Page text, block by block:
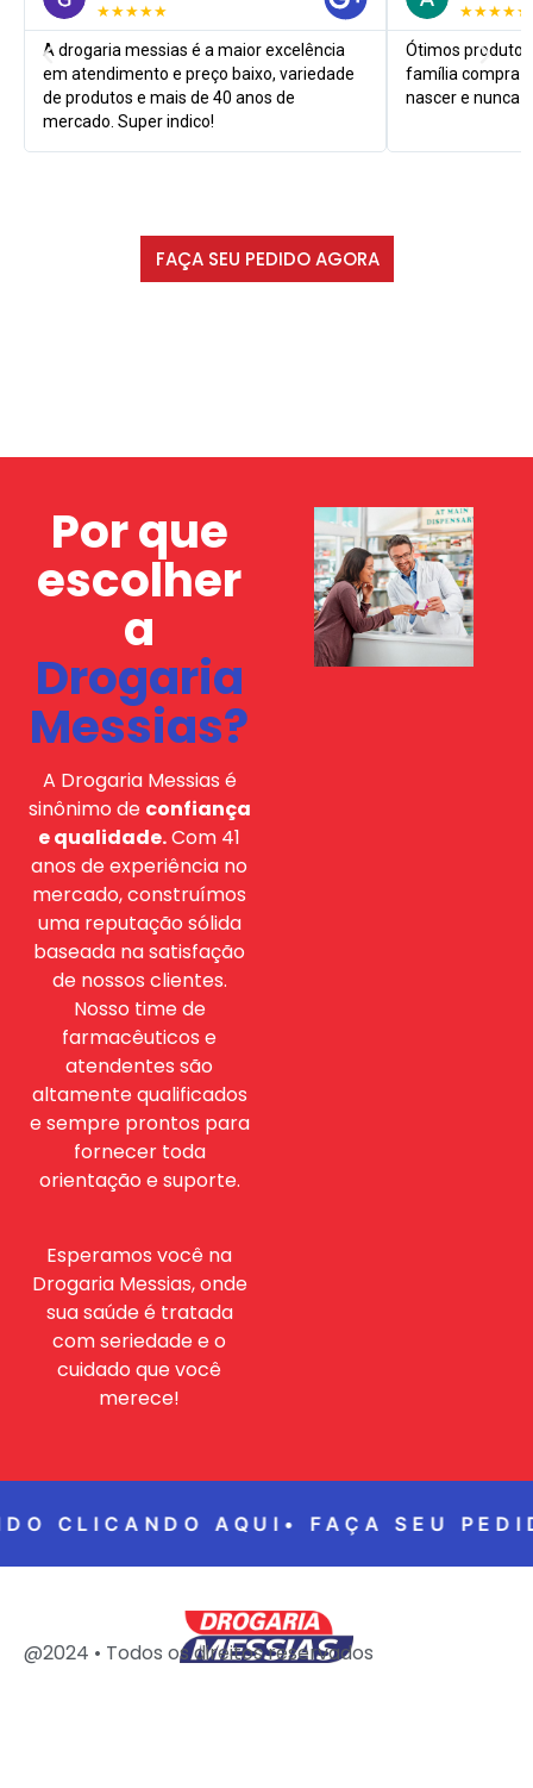
★★★★★
A drogaria messias é a maior excelência
em atendimento e preço baixo, variedade
de produtos e mais de 40 anos de
mercado. Super indico!
★★★★★
Ótimos
família compra
nascer e nunca
FAÇA SEU PEDIDO AGORA
Por que
escolher
a
Drogaria
Messias?
A Drogaria Messias é
sinônimo de confiança
e qualidade.Com 41
anos de experiência no
mercado, construímos
uma reputação sólida
baseada na satisfação
de nossos clientes.
Nosso time de
farmacêuticos e
atendentes são
altamente qualificados
e sempre prontos para
fornecer toda
orientação e suporte.
Esperamos você na
Drogaria Messias, onde
sua saúde é tratada
com seriedade e o
cuidado que você
merece!
CLICANDO AQUI• FAÇA SEU
@2024 • Todos os direitos reservados